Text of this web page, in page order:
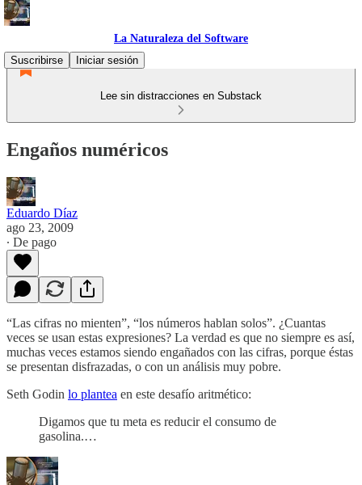
La Naturaleza del Software
Suscribirse
Iniciar sesión
Lee sin distracciones en Substack
Engaños numéricos
Eduardo Díaz
ago 23, 2009
∙ De pago
“Las cifras no mienten”, “los números hablan solos”. ¿Cuantas
veces se usan estas expresiones? La verdad es que no siempre es así,
muchas veces estamos siendo engañados con las cifras, porque éstas
se presentan disfrazadas, o con un análisis muy pobre.
Seth Godin lo plantea en este desafío aritmético:
Digamos que tu meta es reducir el consumo de
gasolina.…